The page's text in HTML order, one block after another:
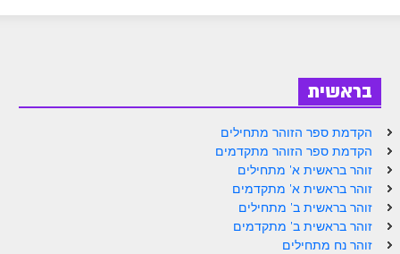
ספר הזוהר נח מתחילים
ספר הזוהר נח מתקדמים
ספר הזוהר לך לך מתחילים
ספר הזוהר לך לך מתקדמים
ספר הזוהר וירא מתחילים
בראשית
הקדמת ספר הזוהר מתחילים
הקדמת ספר הזוהר מתקדמים
זוהר בראשית א' מתחילים
זוהר בראשית א' מתקדמים
זוהר בראשית ב' מתחילים
זוהר בראשית ב' מתקדמים
זוהר נח מתחילים